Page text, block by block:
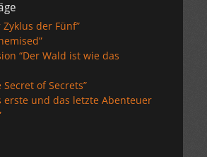
Zyklus der Fünf”
“Der Wald ist wie das
Secret of Secrets”
erste und das letzte Abenteuer